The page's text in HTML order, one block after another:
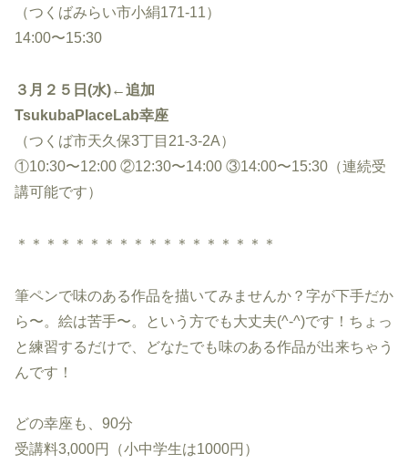
（つくばみらい市小絹171-11）
14:00〜15:30
３月２５日(水)←追加
TsukubaPlaceLab幸座
（つくば市天久保3丁目21-3-2A）
①10:30〜12:00 ②12:30〜14:00 ③14:00〜15:30（連続受
講可能です）
＊＊＊＊＊＊＊＊＊＊＊＊＊＊＊＊＊＊
筆ペンで味のある作品を描いてみませんか？字が下手だか
ら〜。絵は苦手〜。という方でも大丈夫(^-^)です！ちょっ
と練習するだけで、どなたでも味のある作品が出来ちゃう
んです！
どの幸座も、90分
受講料3,000円（小中学生は1000円）